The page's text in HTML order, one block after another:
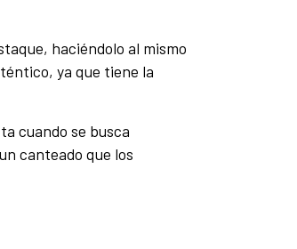
haciéndolo al mismo
ya que tiene la
cuando se busca
canteado que los